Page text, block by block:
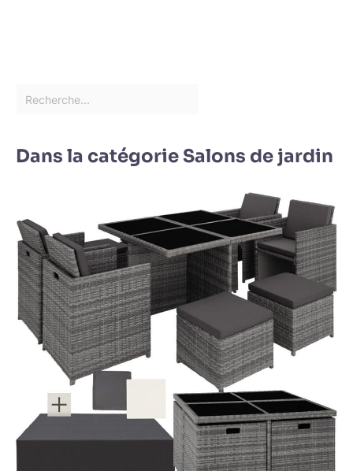
Dans la catégorie Salons de jardin